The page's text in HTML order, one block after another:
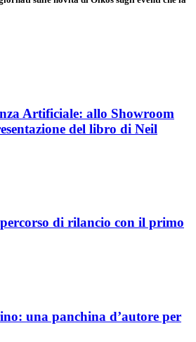
Artificiale: allo Showroom
del libro di Neil
di rilancio con il primo
una panchina d’autore per